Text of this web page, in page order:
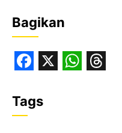
Bagikan
a
c
Tags